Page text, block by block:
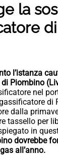
la
di
l’istanza
Piombino
nel
di
dalla
tassello per
in
dovrebbe
all’anno.